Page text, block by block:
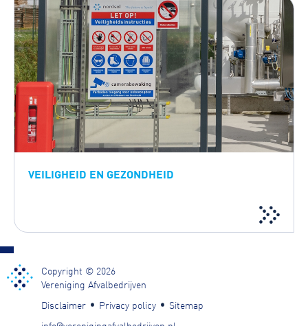
VEILIGHEID EN GEZONDHEID
Copyright © 2026
Vereniging Afvalbedrijven
Disclaimer
Privacy policy
Sitemap